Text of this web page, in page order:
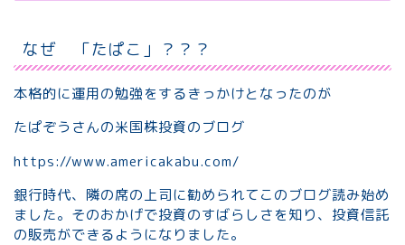
なぜ 「たぱこ」？？？
本格的に運用の勉強をするきっかけとなったのが
たぱぞうさんの米国株投資のブログ
https://www.americakabu.com/
銀行時代、隣の席の上司に勧められてこのブログ読み始め
ました。そのおかげで投資のすばらしさを知り、投資信託
の販売ができるようになりました。